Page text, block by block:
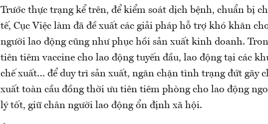
Trước thực trạng kể trên, để kiểm soát dịch bệnh, chuẩn bị
tế, Cục Việc làm đã đề xuất các giải pháp hỗ trợ khó khăn
người lao động cũng như phục hồi sản xuất kinh doanh.
tiên tiêm vaccine cho lao động tuyến đầu, lao động tại các
chế xuất… để duy trì sản xuất, ngăn chặn tình trạng đứt gãy
xuất toàn cầu đồng thời ưu tiên tiêm phòng cho lao động
lý tốt, giữ chân người lao động ổn định xã hội.